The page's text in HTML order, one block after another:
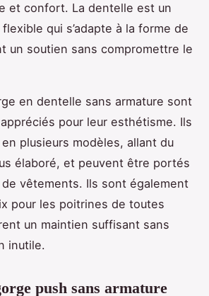
et confort. La dentelle est un
qui s’adapte à la forme de
un soutien sans compromettre le
en dentelle sans armature sont
pour leur esthétisme. Ils
plusieurs modèles, allant du
élaboré, et peuvent être portés
vêtements. Ils sont également
pour les poitrines de toutes
un maintien suffisant sans
inutile.
push sans armature